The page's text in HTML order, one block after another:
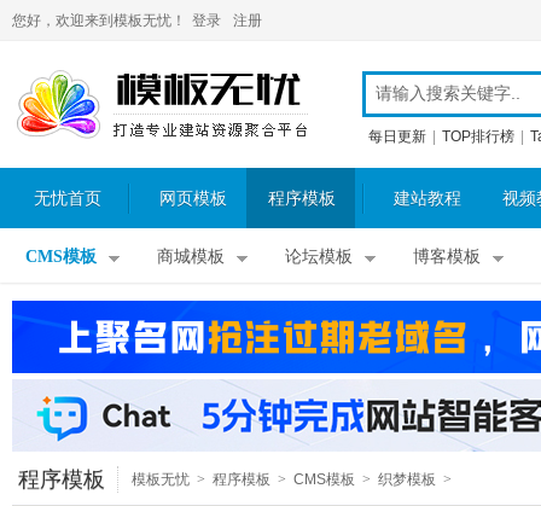
您好，欢迎来到模板无忧！ 登录 注册
每日更新 TOP排行榜
无忧首页 网页模板 程序模板 建站教程 视频
CMS模板 商城模板 论坛模板 博客模板
程序模板 模板无忧 > 程序模板 > CMS模板 > 织梦模板 >